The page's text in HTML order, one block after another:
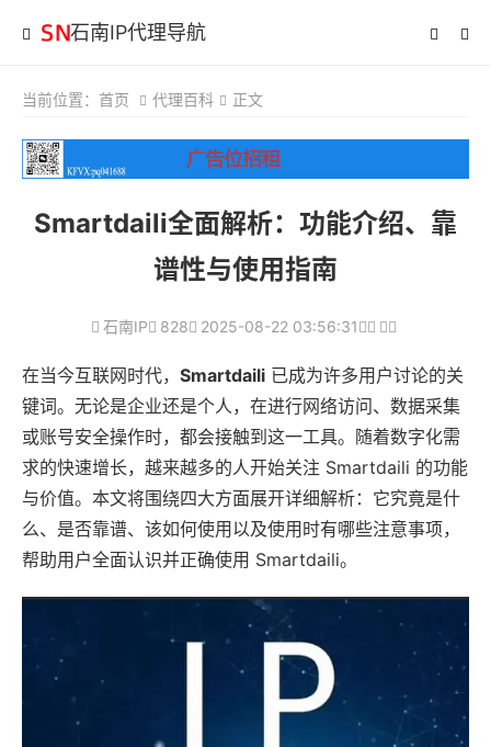
石南IP代理导航
当前位置： 首页 代理百科 正文
Smartdaili全面解析：功能介绍、靠
谱性与使用指南
石南IP 828 2025-08-22 03:56:31
在当今互联网时代， Smartdaili 已成为许多用户讨论的关
键词。无论是企业还是个人，在进行网络访问、数据采集
或账号安全操作时，都会接触到这一工具。随着数字化需
求的快速增长，越来越多的人开始关注 Smartdaili 的功能
与价值。本文将围绕四大方面展开详细解析：它究竟是什
么、是否靠谱、该如何使用以及使用时有哪些注意事项，
帮助用户全面认识并正确使用 Smartdaili。